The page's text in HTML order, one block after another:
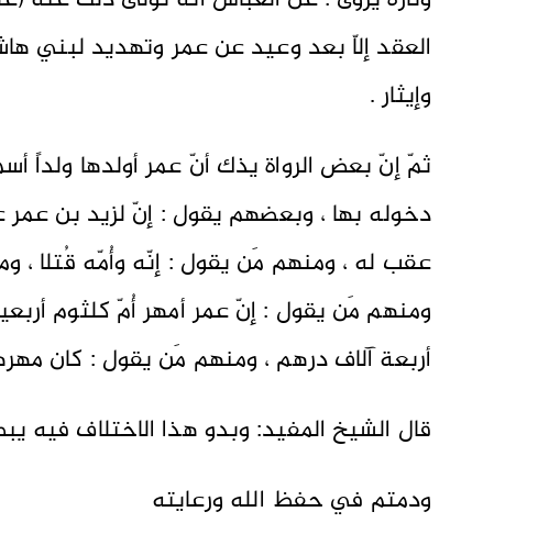
العقد إلاّ بعد وعيد عن عمر وتهديد لبني
وإيثار .
ثمّ إنّ بعض الرواة يذك أنّ عمر أولدها ولداً
دخوله بها ، وبعضهم يقول : إنّ لزيد بن عمر
عقب له ، ومنهم مَن يقول : إنّه وأُمّه قُتلا ،
ومنهم مَن يقول : إنّ عمر أمهر أُمّ كلثوم
أربعة آلاف درهم ، ومنهم مَن يقول : كان
قال الشيخ المفيد: وبدو هذا الاختلاف فيه
ودمتم في حفظ الله ورعايته